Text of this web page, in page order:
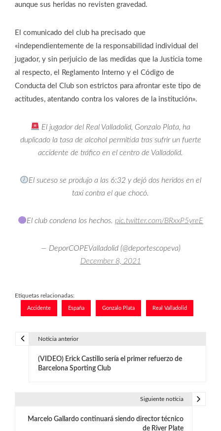
aunque sus heridas no revisten gravedad.
El comunicado del club ha precisado que
«independientemente de la responsabilidad individual del
jugador, y sin perjuicio de las medidas que la Justicia tome
al respecto, el Reglamento Interno y el Código de
Conducta del Club son estrictos para afrontar este tipo de
actitudes, atentando contra los valores de la institución».
El jugador del Real Valladolid, Gonzalo Plata, ha
duplicado la tasa de alcohol permitida tras sufrir un fuerte
accidente de tráfico en el centro de Valladolid.
El suceso se produjo a las 6:32 y dejó dos heridos en el
taxi contra el que chocó.
El club condena los hechos. pic.twitter.com/BRxxP5yreE
— DeporCOPEValladolid (@deportescopeva)
December 8, 2021
Etiquetas relacionadas:
Accidente España Gonzalo Plata Real Valladolid
Noticia anterior
(VIDEO) Erick Castillo sería el primer refuerzo de
Barcelona Sporting Club
Siguiente noticia
Marcelo Gallardo continuará siendo director técnico
de River Plate